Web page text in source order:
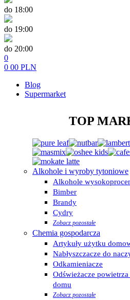
do 18:00
do 19:00
do 20:00
0
0 00 PLN
Blog
Supermarket
TOP
Alkohole i wyroby tytoniowe
Alkohole
Bimber
Brandy
Cydry
Zobacz pozostałe
Chemia gospodarcza
Artykuły użytku
Nabłyszczacze do
Odkamieniacze
Odświeżacze
domu
Zobacz pozostałe